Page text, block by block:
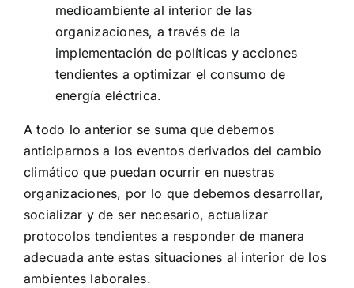
medioambiente al interior de las
organizaciones, a través de la
implementación de políticas y acciones
tendientes a optimizar el consumo de
energía eléctrica.
A todo lo anterior se suma que debemos
anticiparnos a los eventos derivados del cambio
climático que puedan ocurrir en nuestras
organizaciones, por lo que debemos desarrollar,
socializar y de ser necesario, actualizar
protocolos tendientes a responder de manera
adecuada ante estas situaciones al interior de los
ambientes laborales.